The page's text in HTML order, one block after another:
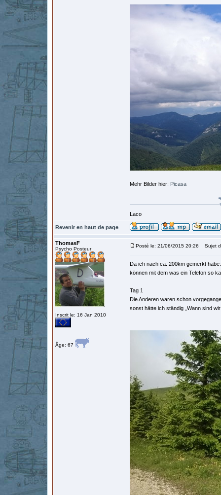
Mehr Bilder hier: Picasa
Laco
Revenir en haut de page
ThomasF
Psycho Posteur
Inscrit le: 16 Jan 2010
Âge: 67
Posté le: 21/06/2015 20:26 Sujet
Da ich nach ca. 200km gemerkt
können mit dem was ein Telefon so
Tag 1
Die Anderen waren schon
sonst hätte ich ständig „Wann sind